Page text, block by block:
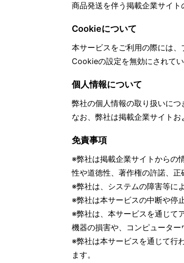
商品発送を伴う掲載企業サイト
Cookieについて
本サービスをご利用の際には
Cookieの設定を無効にされて
個人情報について
弊社の個人情報の取り扱いにつ
なお、弊社は掲載企業サイト
免責事項
※弊社は掲載企業サイトからの
性や道徳性、著作権の許諾、正
※弊社は、システムの障害等に
※弊社は本サービスの中断や停
※弊社は、本サービスを通じて
機器の損害や、コンピューター
※弊社は本サービスを通じて行
ます。